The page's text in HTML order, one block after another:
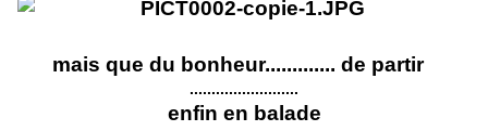
mais que du bonheur............. de partir
.........................
enfin en balade